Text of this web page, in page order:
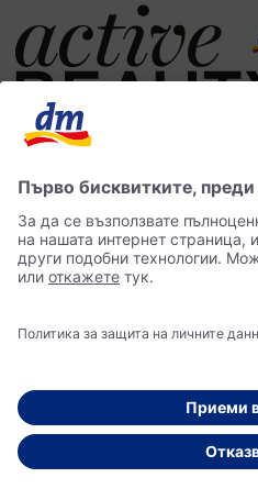
Контакти
Становище за употреба на